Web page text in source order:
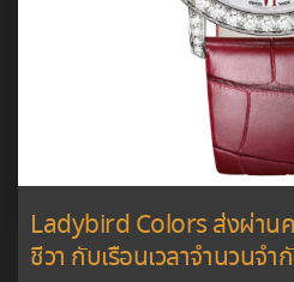
Ladybird Colors ส่งผ่าน
ชีวา กับเรือนเวลาจำนวนจำ